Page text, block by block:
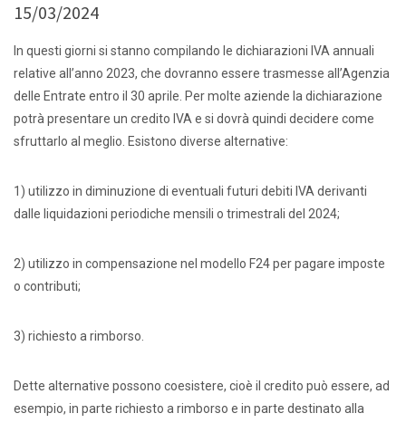
15/03/2024
In questi giorni si stanno compilando le dichiarazioni IVA annuali
relative all’anno 2023, che dovranno essere trasmesse all’Agenzia
delle Entrate entro il 30 aprile. Per molte aziende la dichiarazione
potrà presentare un credito IVA e si dovrà quindi decidere come
sfruttarlo al meglio. Esistono diverse alternative:
1) utilizzo in diminuzione di eventuali futuri debiti IVA derivanti
dalle liquidazioni periodiche mensili o trimestrali del 2024;
2) utilizzo in compensazione nel modello F24 per pagare imposte
o contributi;
3) richiesto a rimborso.
Dette alternative possono coesistere, cioè il credito può essere, ad
esempio, in parte richiesto a rimborso e in parte destinato alla